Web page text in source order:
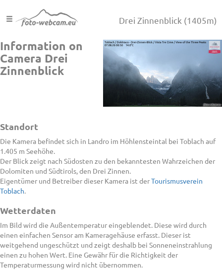
Drei Zinnenblick (1405m)
Information on
Camera Drei
Zinnenblick
Standort
Die Kamera befindet sich in Landro im Höhlensteintal bei Toblach auf
1.405 m Seehöhe.
Der Blick zeigt nach Südosten zu den bekanntesten Wahrzeichen der
Dolomiten und Südtirols, den Drei Zinnen.
Eigentümer und Betreiber dieser Kamera ist derTourismusverein
Toblach.
Wetterdaten
Im Bild wird die Außentemperatur eingeblendet. Diese wird durch
einen einfachen Sensor am Kameragehäuse erfasst. Dieser ist
weitgehend ungeschützt und zeigt deshalb bei Sonneneinstrahlung
einen zu hohen Wert. Eine Gewähr für die Richtigkeit der
Temperaturmessung wird nicht übernommen.